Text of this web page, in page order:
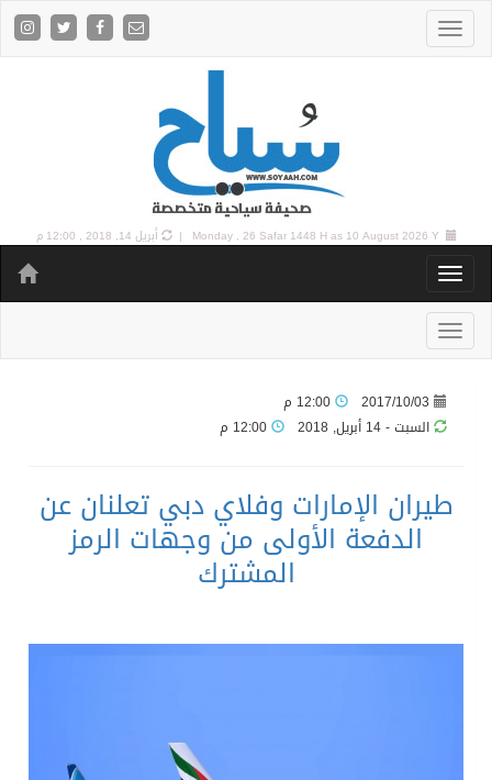
Monday , 26 Safar 1448 H as 10 August 2026 Y | أبريل 14, 2018 , 12:00 م
2017/10/03
السبت - 14 أبريل, 2018
طيران الإمارات وفلاي دبي تعلنان عن
الدفعة الأولى من وجهات الرمز
المشترك